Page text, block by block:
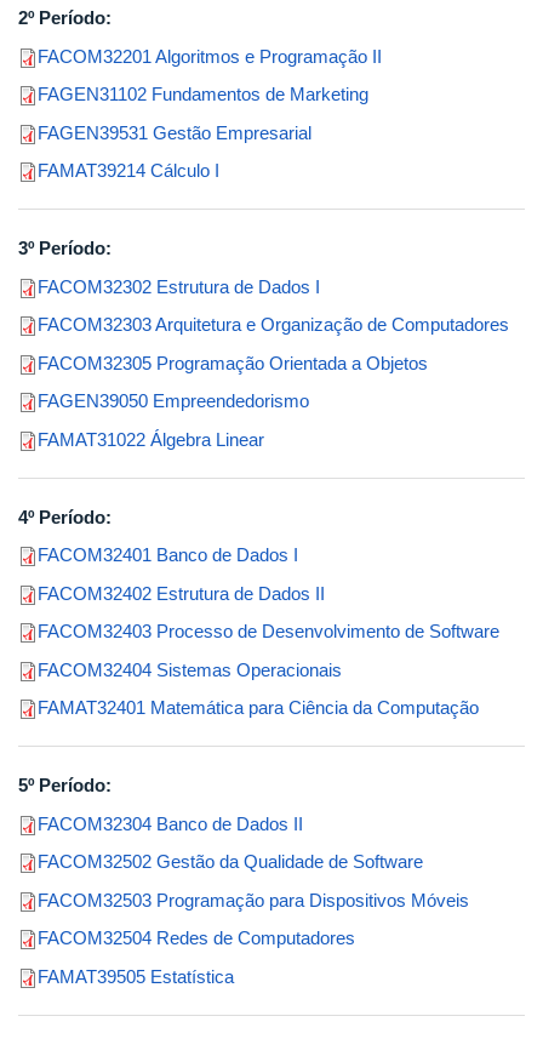
2º Período:
FACOM32201 Algoritmos e Programação II
FAGEN31102 Fundamentos de Marketing
FAGEN39531 Gestão Empresarial
FAMAT39214 Cálculo I
3º Período:
FACOM32302 Estrutura de Dados I
FACOM32303 Arquitetura e Organização de Computadores
FACOM32305 Programação Orientada a Objetos
FAGEN39050 Empreendedorismo
FAMAT31022 Álgebra Linear
4º Período:
FACOM32401 Banco de Dados I
FACOM32402 Estrutura de Dados II
FACOM32403 Processo de Desenvolvimento de Software
FACOM32404 Sistemas Operacionais
FAMAT32401 Matemática para Ciência da Computação
5º Período:
FACOM32304 Banco de Dados II
FACOM32502 Gestão da Qualidade de Software
FACOM32503 Programação para Dispositivos Móveis
FACOM32504 Redes de Computadores
FAMAT39505 Estatística